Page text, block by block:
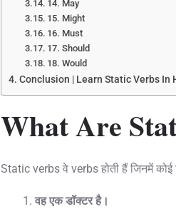
14. May
15. Might
16. Must
17. Should
18. Would
Conclusion | Learn Static Verbs In
What Are
Static verbs वे verbs होती हैं जिनमें कोई
वह एक डॉक्टर है।